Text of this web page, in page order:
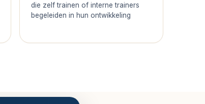
die zelf trainen of interne trainers
begeleiden in hun ontwikkeling